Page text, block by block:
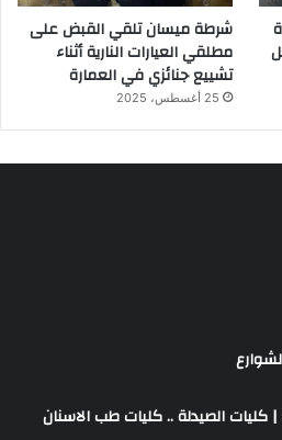
شرطة ميسان تلقي القبض على
مطلقي العيارات النارية أثناء
تشييع جنائزي في العمارة
25 أغسطس، 2025
كليات الصيدلة .. كليات طب الاسنان